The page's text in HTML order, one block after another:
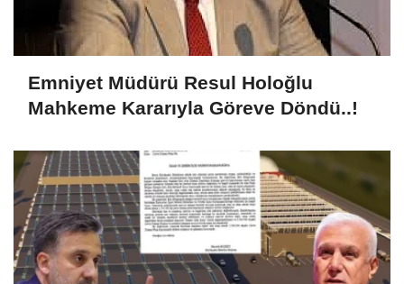
Emniyet Müdürü Resul Holoğlu
Mahkeme Kararıyla Göreve Döndü..!